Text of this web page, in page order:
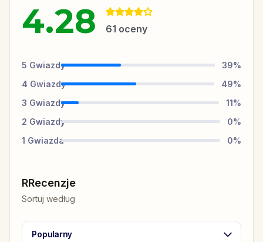
4.28 61 oceny
5 Gwiazdy 39%
4 Gwiazdy 49%
3 Gwiazdy 11%
2 Gwiazdy 0%
1 Gwiazda 0%
RRecenzje
Sortuj według
Popularny